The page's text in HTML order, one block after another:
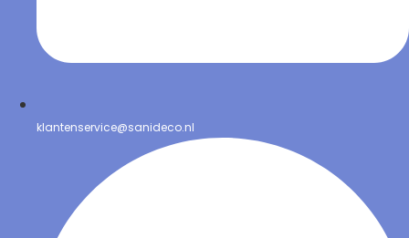
klantenservice@sanideco.nl